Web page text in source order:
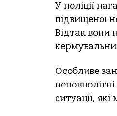
У поліції
підвищеної
Відтак вони
Особливе
ситуації,